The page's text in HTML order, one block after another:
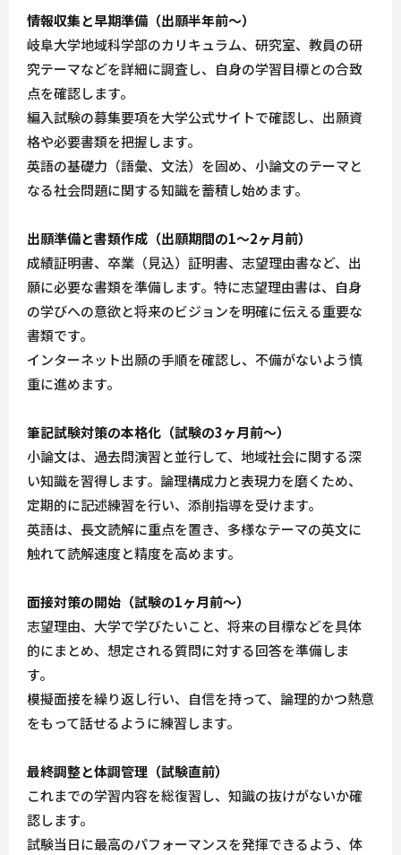
情報収集と早期準備（出願半年前～）
岐阜大学地域科学部のカリキュラム、研究室、教員の研
究テーマなどを詳細に調査し、自身の学習目標との合致
点を確認します。
編入試験の募集要項を大学公式サイトで確認し、出願資
格や必要書類を把握します。
英語の基礎力（語彙、文法）を固め、小論文のテーマと
なる社会問題に関する知識を蓄積し始めます。
出願準備と書類作成（出願期間の1～2ヶ月前）
成績証明書、卒業（見込）証明書、志望理由書など、出
願に必要な書類を準備します。特に志望理由書は、自身
の学びへの意欲と将来のビジョンを明確に伝える重要な
書類です。
インターネット出願の手順を確認し、不備がないよう慎
重に進めます。
筆記試験対策の本格化（試験の3ヶ月前～）
小論文は、過去問演習と並行して、地域社会に関する深
い知識を習得します。論理構成力と表現力を磨くため、
定期的に記述練習を行い、添削指導を受けます。
英語は、長文読解に重点を置き、多様なテーマの英文に
触れて読解速度と精度を高めます。
面接対策の開始（試験の1ヶ月前～）
志望理由、大学で学びたいこと、将来の目標などを具体
的にまとめ、想定される質問に対する回答を準備しま
す。
模擬面接を繰り返し行い、自信を持って、論理的かつ熱意
をもって話せるように練習します。
最終調整と体調管理（試験直前）
これまでの学習内容を総復習し、知識の抜けがないか確
認します。
試験当日に最高のパフォーマンスを発揮できるよう、体